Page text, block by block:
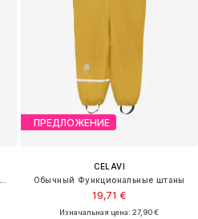
ПРЕДЛОЖЕНИЕ
CELAVI
Обычный Функциональные штаны
19,71 €
Изначальная цена: 27,90 €